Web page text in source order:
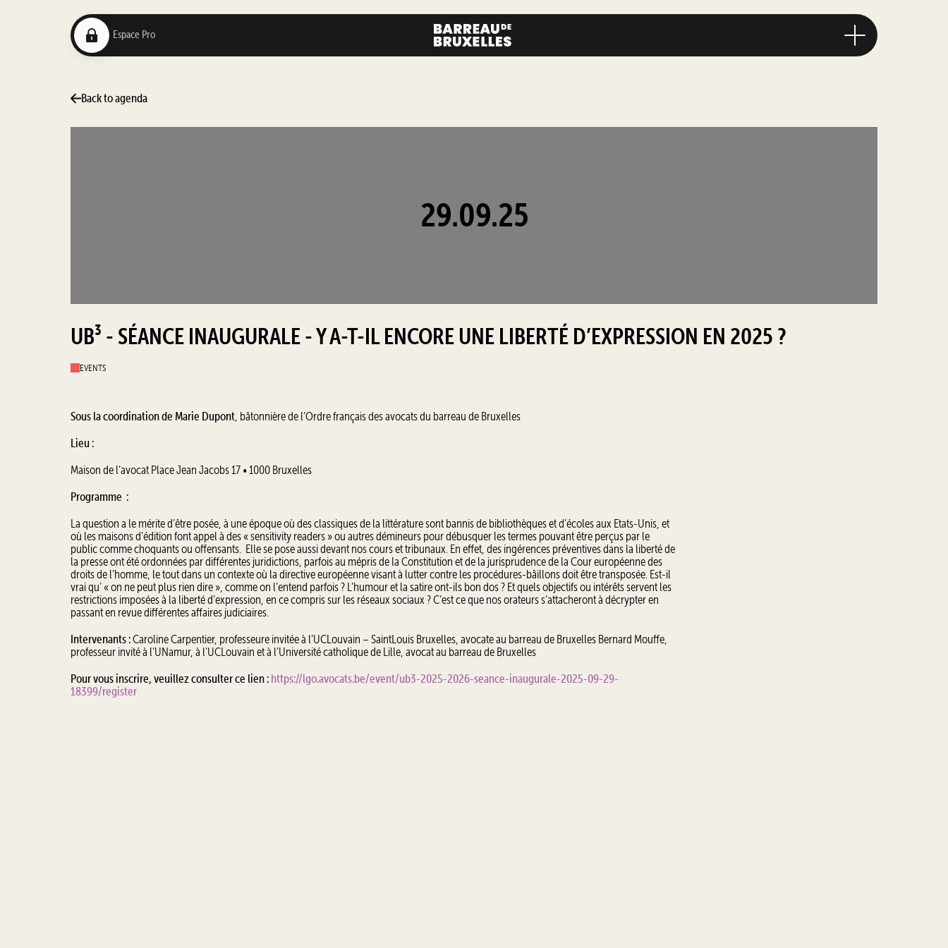
Back to agenda
UB³ - SÉANCE INAUGURALE - Y A-T-IL ENCORE UNE LIBERTÉ D’EXPRESSION EN 2025 ?
EVENTS
29.09.25
Sous la coordination de Marie Dupont, bâtonnière de l’Ordre français des avocats du barreau de Bruxelles
Lieu :
Maison de l’avocat Place Jean Jacobs 17 • 1000 Bruxelles
Programme :
La question a le mérite d’être posée, à une époque où des classiques de la littérature sont bannis de bibliothèques et d’écoles aux Etats-Unis, et
où les maisons d’édition font appel à des « sensitivity readers » ou autres démineurs pour débusquer les termes pouvant être perçus par le
public comme choquants ou offensants. Elle se pose aussi devant nos cours et tribunaux. En effet, des ingérences préventives dans la liberté de
la presse ont été ordonnées par différentes juridictions, parfois au mépris de la Constitution et de la jurisprudence de la Cour européenne des
droits de l’homme, le tout dans un contexte où la directive européenne visant à lutter contre les procédures-bâillons doit être transposée. Est-il
vrai qu’ « on ne peut plus rien dire », comme on l’entend parfois ? L’humour et la satire ont-ils bon dos ? Et quels objectifs ou intérêts servent les
restrictions imposées à la liberté d’expression, en ce compris sur les réseaux sociaux ? C’est ce que nos orateurs s’attacheront à décrypter en
passant en revue différentes affaires judiciaires.
Intervenants :Caroline Carpentier, professeure invitée à l’UCLouvain – SaintLouis Bruxelles, avocate au barreau de Bruxelles Bernard Mouffe,
professeur invité à l’UNamur, à l’UCLouvain et à l’Université catholique de Lille, avocat au barreau de Bruxelles
Pour vous inscrire, veuillez consulter ce lien : https://lgo.avocats.be/event/ub3-2025-2026-seance-inaugurale-2025-09-29-
18399/register